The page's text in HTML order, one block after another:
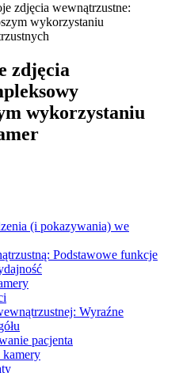
zdjęcia wewnątrzustne:
wykorzystaniu
zdjęcia
wykorzystaniu
(i pokazywania) we
Podstawowe funkcje
Wyraźne
pacjenta
kamery